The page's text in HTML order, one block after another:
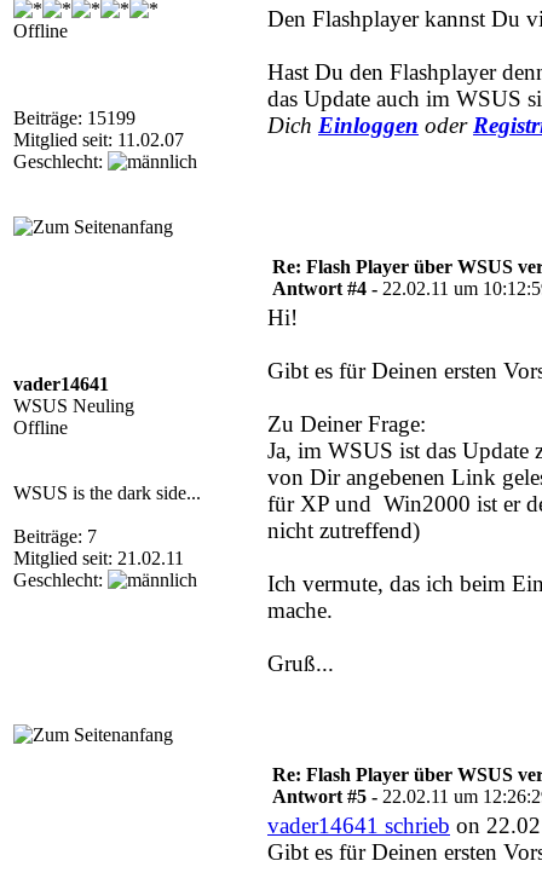
Offline
Beiträge: 15199
Mitglied seit: 11.02.07
Geschlecht:
Den Flashplayer kannst Du
Hast Du den Flashplayer
das Update auch im WSUS
Dich Einloggen oder
vader14641
WSUS Neuling
Offline
WSUS is the dark side...
Beiträge: 7
Mitglied seit: 21.02.11
Geschlecht:
Re: Flash Player über WSUS
Antwort #4 - 22.02.11 um
Hi!
Gibt es für Deinen ersten
Zu Deiner Frage:
Ja, im WSUS ist das Update
von Dir angebenen Link
für XP und Win2000 ist er
nicht zutreffend)
Ich vermute, das ich beim
mache.
Gruß...
Re: Flash Player über WSUS
Antwort #5 - 22.02.11 um
vader14641 schrieb on
Gibt es für Deinen ersten